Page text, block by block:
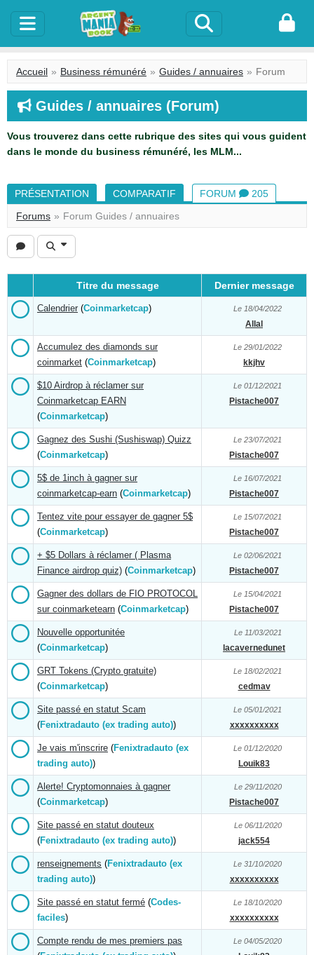
Accueil Business rémunéré Guides / annuaires Forum
Guides / annuaires (Forum)
Vous trouverez dans cette rubrique des sites qui vous guident
dans le monde du business rémunéré, les MLM...
PRÉSENTATION COMPARATIF FORUM
205
Forums
Forum Guides / annuaires
Titre du message Dernier message
Calendrier (Coinmarketcap) Le 18/04/2022
Allal
Accumulez des diamonds sur
coinmarket (Coinmarketcap)
Le 29/01/2022
kkjhv
$10 Airdrop à réclamer sur
Coinmarketcap EARN
(Coinmarketcap)
Le 01/12/2021
Pistache007
Gagnez des Sushi (Sushiswap) Quizz
(Coinmarketcap)
Le 23/07/2021
Pistache007
5$ de 1inch à gagner sur
coinmarketcap-earn (Coinmarketcap)
Le 16/07/2021
Pistache007
Tentez vite pour essayer de gagner 5$
(Coinmarketcap)
Le 15/07/2021
Pistache007
+ $5 Dollars à réclamer ( Plasma
Finance airdrop quiz) (Coinmarketcap)
Le 02/06/2021
Pistache007
Gagner des dollars de FIO PROTOCOL
sur coinmarketearn (Coinmarketcap)
Le 15/04/2021
Pistache007
Nouvelle opportunitée
(Coinmarketcap)
Le 11/03/2021
lacavernedunet
GRT Tokens (Crypto gratuite)
(Coinmarketcap)
Le 18/02/2021
cedmav
Site passé en statut Scam
(Fenixtradauto (ex trading auto))
Le 05/01/2021
xxxxxxxxxx
Je vais m'inscrire (Fenixtradauto (ex
trading auto))
Le 01/12/2020
Louik83
Alerte! Cryptomonnaies à gagner
(Coinmarketcap)
Le 29/11/2020
Pistache007
Site passé en statut douteux
(Fenixtradauto (ex trading auto))
Le 06/11/2020
jack554
renseignements (Fenixtradauto (ex
trading auto))
Le 31/10/2020
xxxxxxxxxx
Site passé en statut fermé (Codes-
faciles)
Le 18/10/2020
xxxxxxxxxx
Compte rendu de mes premiers pas
Le 04/05/2020